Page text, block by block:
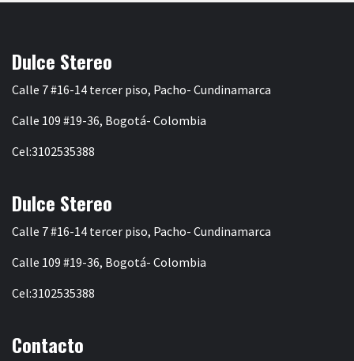
Dulce Stereo
Calle 7 #16-14 tercer piso, Pacho- Cundinamarca
Calle 109 #19-36, Bogotá- Colombia
Cel:3102535388
Dulce Stereo
Calle 7 #16-14 tercer piso, Pacho- Cundinamarca
Calle 109 #19-36, Bogotá- Colombia
Cel:3102535388
Contacto